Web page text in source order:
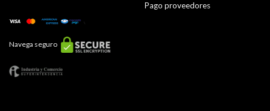
Navega seguro
Pago proveedores